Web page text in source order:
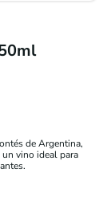
de Argentina,
vino ideal para